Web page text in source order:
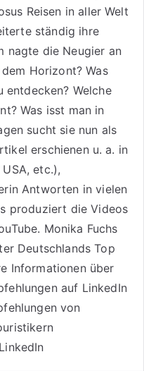
Reisen in aller Welt
ständig ihre
nagte die Neugier an
Horizont? Was
Welche
Was isst man in
sucht sie nun als
erschienen u. a. in
USA, etc.),
Antworten in vielen
produziert die Videos
. Monika Fuchs
Deutschlands Top
Informationen über
auf LinkedIn
von